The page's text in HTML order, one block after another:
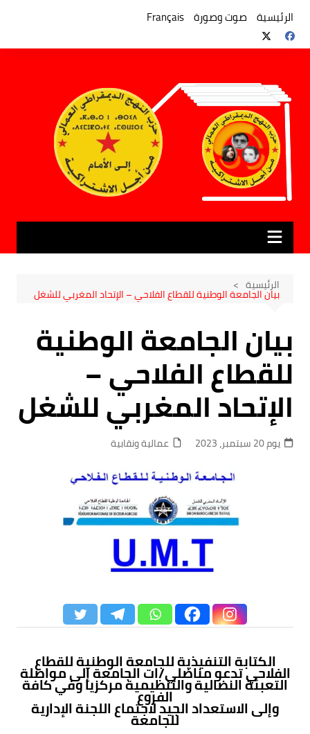
المحتوى
الرئيسية صوت وصورة Français
الرئيسية
بيان الجامعة الوطنية للقطاع الفلاحي – الإتحاد المغربي للشغل
بيان الجامعة الوطنية
للقطاع الفلاحي –
الإتحاد المغربي للشغل
يوم 20 سبتمبر، 2023 عمالية ونقابية
الكتابة التنفيذية للجامعة الوطنية للقطاع
الفلاحي تدعو مناضلي/ات الجامعة إلى مواصلة
التعبئة النضالية والتنظيمية مركزيا وفي كافة
الفروع
وإلى الاستعداد الجيد لاجتماع اللجنة الإدارية
للجامعة